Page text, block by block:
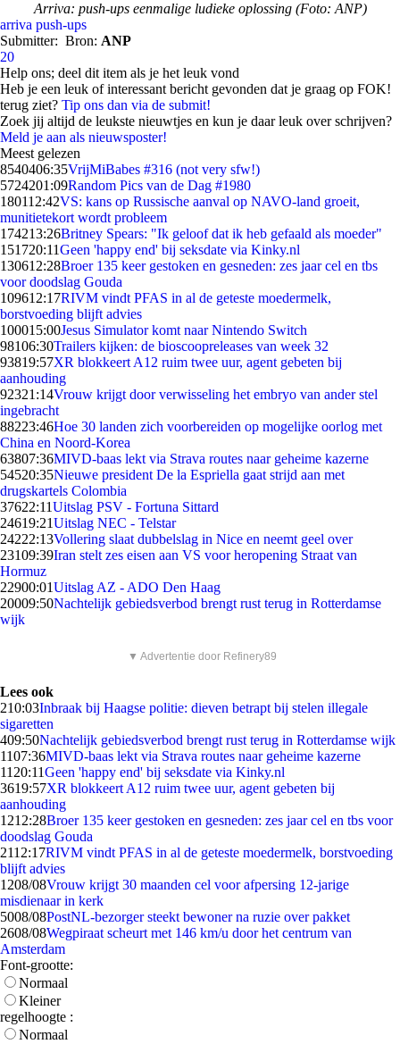
Arriva: push-ups eenmalige ludieke oplossing (Foto: ANP)
arriva push-ups
Submitter: Bron: ANP
20
Help ons; deel dit item als je het leuk vond
Heb je een leuk of interessant bericht gevonden dat je graag op FOK!
terug ziet? Tip ons dan via de submit!
Zoek jij altijd de leukste nieuwtjes en kun je daar leuk over schrijven?
Meld je aan als nieuwsposter!
Meest gelezen
8540406:35VrijMiBabes #316 (not very sfw!)
5724201:09Random Pics van de Dag #1980
180112:42VS: kans op Russische aanval op NAVO-land groeit,
munitietekort wordt probleem
174213:26Britney Spears: "Ik geloof dat ik heb gefaald als moeder"
151720:11Geen 'happy end' bij seksdate via Kinky.nl
130612:28Broer 135 keer gestoken en gesneden: zes jaar cel en tbs
voor doodslag Gouda
109612:17RIVM vindt PFAS in al de geteste moedermelk,
borstvoeding blijft advies
100015:00Jesus Simulator komt naar Nintendo Switch
98106:30Trailers kijken: de bioscoopreleases van week 32
93819:57XR blokkeert A12 ruim twee uur, agent gebeten bij
aanhouding
92321:14Vrouw krijgt door verwisseling het embryo van ander stel
ingebracht
88223:46Hoe 30 landen zich voorbereiden op mogelijke oorlog met
China en Noord-Korea
63807:36MIVD-baas lekt via Strava routes naar geheime kazerne
54520:35Nieuwe president De la Espriella gaat strijd aan met
drugskartels Colombia
37622:11Uitslag PSV - Fortuna Sittard
24619:21Uitslag NEC - Telstar
24222:13Vollering slaat dubbelslag in Nice en neemt geel over
23109:39Iran stelt zes eisen aan VS voor heropening Straat van
Hormuz
22900:01Uitslag AZ - ADO Den Haag
20009:50Nachtelijk gebiedsverbod brengt rust terug in Rotterdamse
wijk
▼ Advertentie door Refinery89
Lees ook
210:03Inbraak bij Haagse politie: dieven betrapt bij stelen illegale
sigaretten
409:50Nachtelijk gebiedsverbod brengt rust terug in Rotterdamse wijk
1107:36MIVD-baas lekt via Strava routes naar geheime kazerne
11 20:11Geen 'happy end' bij seksdate via Kinky.nl
3619:57XR blokkeert A12 ruim twee uur, agent gebeten bij
aanhouding
1212:28Broer 135 keer gestoken en gesneden: zes jaar cel en tbs voor
doodslag Gouda
2112:17RIVM vindt PFAS in al de geteste moedermelk, borstvoeding
blijft advies
1208/08Vrouw krijgt 30 maanden cel voor afpersing 12-jarige
misdienaar in kerk
5008/08PostNL-bezorger steekt bewoner na ruzie over pakket
2608/08Wegpiraat scheurt met 146 km/u door het centrum van
Amsterdam
Font-grootte:
Normaal
Kleiner
regelhoogte :
Normaal